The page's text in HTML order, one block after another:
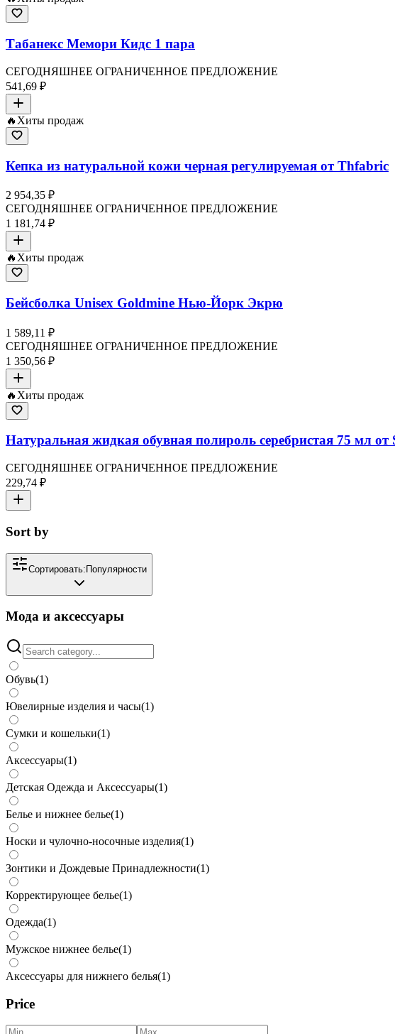
Табанекс Мемори Кидс 1 пара
СЕГОДНЯШНЕЕ ОГРАНИЧЕННОЕ ПРЕДЛОЖЕНИЕ
541,69 ₽
🔥 Хиты продаж
Кепка из натуральной кожи черная регулируемая от Thfabric
2 954,35 ₽
СЕГОДНЯШНЕЕ ОГРАНИЧЕННОЕ ПРЕДЛОЖЕНИЕ
1 181,74 ₽
🔥 Хиты продаж
Бейсболка Unisex Goldmine Нью-Йорк Экрю
1 589,11 ₽
СЕГОДНЯШНЕЕ ОГРАНИЧЕННОЕ ПРЕДЛОЖЕНИЕ
1 350,56 ₽
🔥 Хиты продаж
Натуральная жидкая обувная полироль серебристая 75 мл от
СЕГОДНЯШНЕЕ ОГРАНИЧЕННОЕ ПРЕДЛОЖЕНИЕ
229,74 ₽
Sort by
Сортировать:Популярности
Мода и аксессуары
Обувь(1)
Ювелирные изделия и часы(1)
Сумки и кошельки(1)
Аксессуары(1)
Детская Одежда и Аксессуары(1)
Белье и нижнее белье(1)
Носки и чулочно-носочные изделия(1)
Зонтики и Дождевые Принадлежности(1)
Корректирующее белье(1)
Одежда(1)
Мужское нижнее белье(1)
Аксессуары для нижнего белья(1)
Price